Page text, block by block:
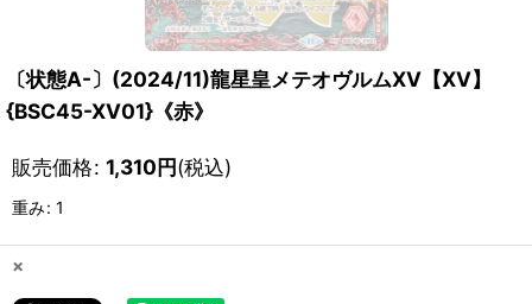
〔状態A-〕(2024/11)龍星皇メテオヴルムXV【XV】
{BSC45-XV01}《赤》
販売価格: 1,310円(税込)
重み: 1
×